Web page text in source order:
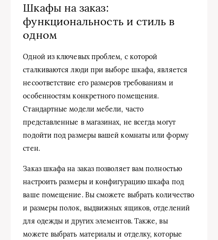
Шкафы на заказ:
функциональность и стиль в
одном
Одной из ключевых проблем, с которой
сталкиваются люди при выборе шкафа, является
несоответствие его размеров требованиям и
особенностям конкретного помещения.
Стандартные модели мебели, часто
представленные в магазинах, не всегда могут
подойти под размеры вашей комнаты или форму
стен.
Заказ шкафа на заказ позволяет вам полностью
настроить размеры и конфигурацию шкафа под
ваше помещение. Вы сможете выбрать количество
и размеры полок, выдвижных ящиков, отделений
для одежды и других элементов. Также, вы
можете выбрать материалы и отделку, которые